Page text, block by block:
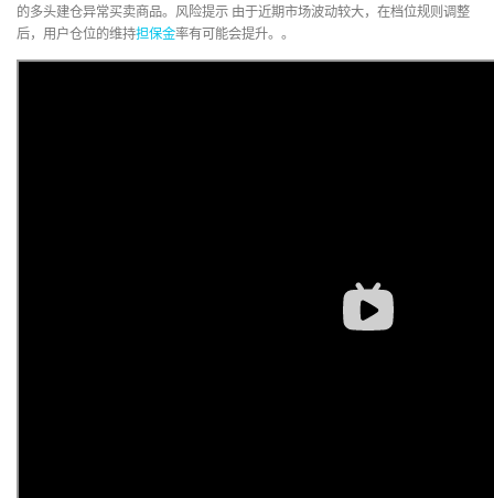
的多头建仓异常买卖商品。风险提示 由于近期市场波动较大，在档位规则调整
后，用户仓位的维持担保金率有可能会提升。。